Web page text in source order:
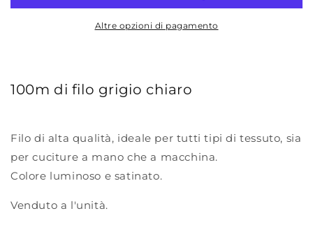
Altre opzioni di pagamento
100m di filo grigio chiaro
Filo di alta qualità, ideale per tutti tipi di tessuto, sia
per cuciture a mano che a macchina.
Colore luminoso e satinato.
Venduto a l'unità.